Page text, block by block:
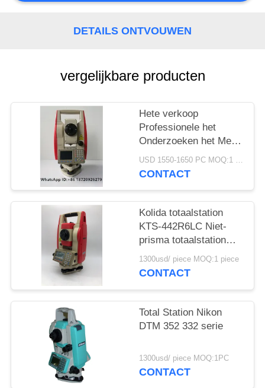
DETAILS ONTVOUWEN
vergelijkbare producten
Hete verkoop
Professionele het
Onderzoeken het Merk
goedkope Totale Post
KTS442R10
USD 1550-1650 PC MOQ:1 pc
CONTACT
Kolida totaalstation
KTS-442R6LC Niet-
prisma totaalstation
600M
1300usd/ piece MOQ:1 piece
CONTACT
Total Station Nikon
DTM 352 332 serie
1300usd/ piece MOQ:1PC
CONTACT